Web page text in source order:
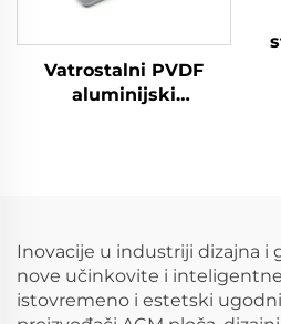
Vatrostalni PVDF
aluminijski
Inovacije u industriji dizajna i
nove učinkovite i
istovremeno i estetski